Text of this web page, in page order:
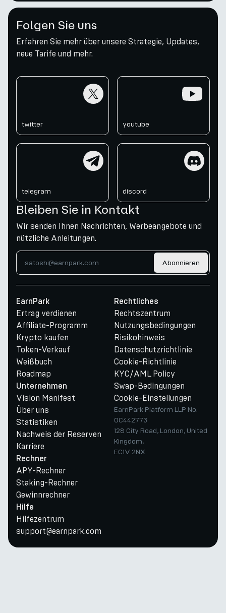
Folgen Sie uns
Erfahren Sie mehr über unsere Strategie, Updates,
neue Tarife und mehr.
twitter youtube
telegram discord
Bleiben Sie in Kontakt
Wir senden Ihnen Nachrichten, Werbeangebote und
nützliche Anleitungen.
Abonnieren
EarnPark
Ertrag verdienen
Affiliate-Programm
Krypto kaufen
Token-Verkauf
Weißbuch
Roadmap
Unternehmen
Vision Manifest
Über uns
Statistiken
Nachweis der Reserven
Karriere
Rechner
APY-Rechner
Staking-Rechner
Gewinnrechner
Hilfe
Hilfezentrum
support@earnpark.com
Rechtliches
Rechtszentrum
Nutzungsbedingungen
Risikohinweis
Datenschutzrichtlinie
Cookie-Richtlinie
KYC/AML Policy
Swap-Bedingungen
Cookie-Einstellungen
EarnPark Platform LLP No.
OC442773
128 City Road, London, United
Kingdom,
EC1V 2NX